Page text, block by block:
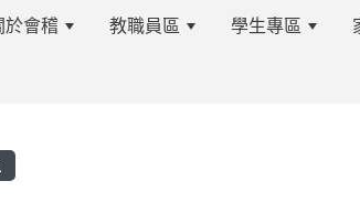
於會稽 教職員區 學生專區